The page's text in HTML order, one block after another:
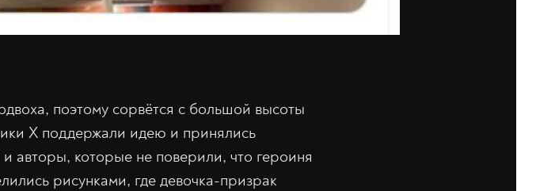
поэтому сорвётся с большой высоты
X поддержали идею и принялись
авторы, которые не поверили, что героиня
рисунками, где девочка-призрак